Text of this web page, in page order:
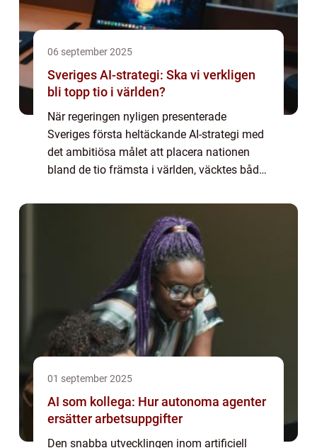
06 september 2025
Sveriges AI-strategi: Ska vi verkligen
bli topp tio i världen?
När regeringen nyligen presenterade
Sveriges första heltäckande AI-strategi med
det ambitiösa målet att placera nationen
bland de tio främsta i världen, väcktes både
01 september 2025
AI som kollega: Hur autonoma agenter
ersätter arbetsuppgifter
Den snabba utvecklingen inom artificiell